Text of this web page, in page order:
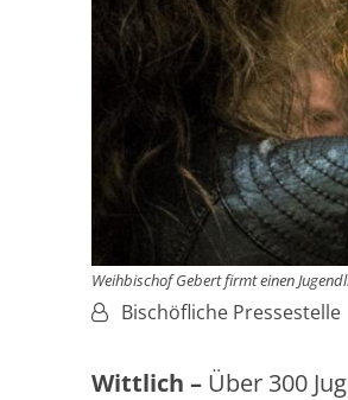
Weihbischof Gebert firmt einen
Von:Bischöfliche Pressestelle
Wittlich – Über 300